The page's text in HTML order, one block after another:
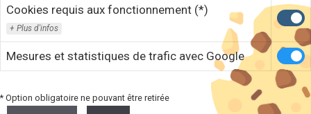
fournisseur, …).
Retrouvez l'ensemble de notre FAQ
Cookies requis aux fonctionnement (*)
Plus d'infos
Mesures et statistiques de trafic avec Google
* Option obligatoire ne pouvant être retirée